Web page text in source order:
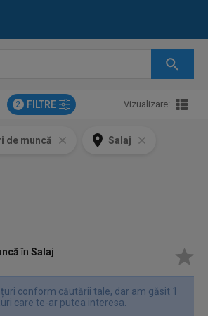
2 FILTRE Vizualizare:
de muncă Salaj
înSalaj
conform căutării tale, dar am găsit 1
care te-ar putea interesa.